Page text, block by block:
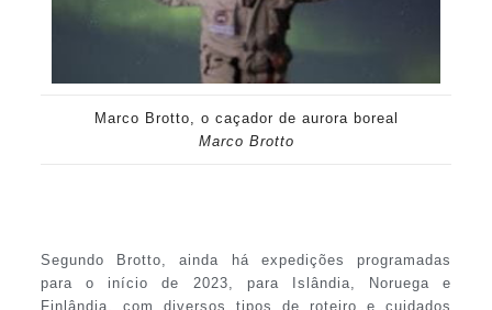
Marco Brotto, o caçador de aurora boreal
Marco Brotto
Segundo Brotto, ainda há expedições programadas
para o início de 2023, para Islândia, Noruega e
Finlândia, com diversos tipos de roteiro e cuidados